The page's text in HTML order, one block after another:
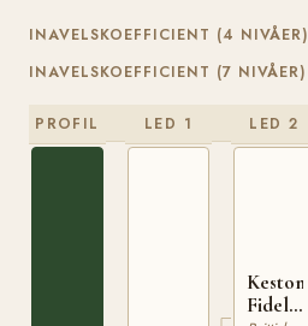
INAVELSKOEFFICIENT (4 NIVÅER)
INAVELSKOEFFICIENT (7 NIVÅER)
PROFIL LED 1 LED 2
Keston
Fidelity